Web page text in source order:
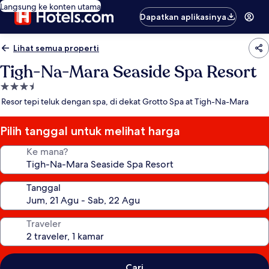
Langsung ke konten utama
Dapatkan aplikasinya
Lihat semua properti
Tigh-Na-Mara Seaside Spa Resort
Properti
bintang
Resor tepi teluk dengan spa, di dekat Grotto Spa at Tigh-Na-Mara
Pilih tanggal untuk melihat harga
Ke mana?
Tanggal
Traveler